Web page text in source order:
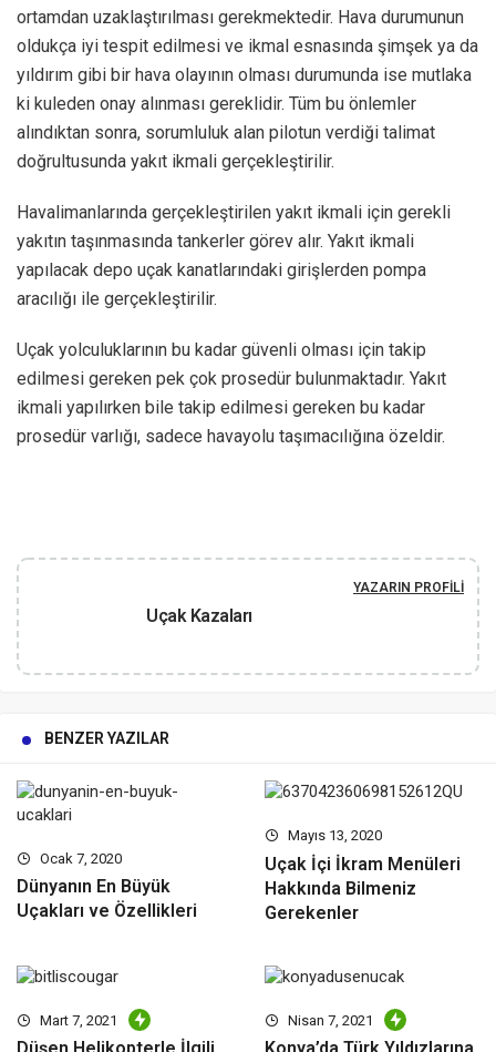
ortamdan uzaklaştırılması gerekmektedir. Hava durumunun
oldukça iyi tespit edilmesi ve ikmal esnasında şimşek ya da
yıldırım gibi bir hava olayının olması durumunda ise mutlaka
ki kuleden onay alınması gereklidir. Tüm bu önlemler
alındıktan sonra, sorumluluk alan pilotun verdiği talimat
doğrultusunda yakıt ikmali gerçekleştirilir.
Havalimanlarında gerçekleştirilen yakıt ikmali için gerekli
yakıtın taşınmasında tankerler görev alır. Yakıt ikmali
yapılacak depo uçak kanatlarındaki girişlerden pompa
aracılığı ile gerçekleştirilir.
Uçak yolculuklarının bu kadar güvenli olması için takip
edilmesi gereken pek çok prosedür bulunmaktadır. Yakıt
ikmali yapılırken bile takip edilmesi gereken bu kadar
prosedür varlığı, sadece havayolu taşımacılığına özeldir.
Uçak Kazaları
YAZARIN PROFILI
BENZER YAZILAR
Ocak 7, 2020
Dünyanın En Büyük
Uçakları ve Özellikleri
Mayıs 13, 2020
Uçak İçi İkram Menüleri
Hakkında Bilmeniz
Gerekenler
Mart 7, 2021 Nisan 7, 2021